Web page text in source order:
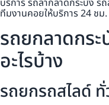
บริการ รถลากลาดกระบัง
ทีมงานคอยให้บริการ 24 ชม.
รถยกลาดกร
อะไรบ้าง
รถยกรถสไลด์